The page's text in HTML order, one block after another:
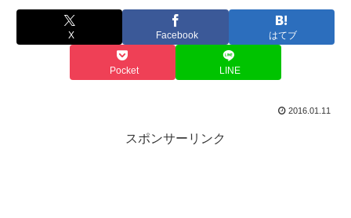
X Facebook はてブ
Pocket LINE
2016.01.11
スポンサーリンク